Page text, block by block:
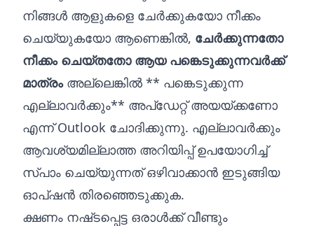
നിങ്ങൾ ആളുകളെ ചേർക്കുകയോ നീക്കം
ചെയ്യുകയോ ആണെങ്കിൽ, ചേർക്കുന്നതോ
നീക്കം ചെയ്തതോ ആയ പങ്കെടുക്കുന്നവർക്ക്
മാത്രംഅല്ലെങ്കിൽ ** പങ്കെടുക്കുന്ന
എല്ലാവർക്കും** അപ്‌ഡേറ്റ് അയയ്‌ക്കണോ
എന്ന് Outlook ചോദിക്കുന്നു. എല്ലാവർക്കും
ആവശ്യമില്ലാത്ത അറിയിപ്പ് ഉപയോഗിച്ച്
സ്പാം ചെയ്യുന്നത് ഒഴിവാക്കാൻ ഇടുങ്ങിയ
ഓപ്ഷൻ തിരഞ്ഞെടുക്കുക.
ക്ഷണം നഷ്‌ടപ്പെട്ട ഒരാൾക്ക് വീണ്ടും